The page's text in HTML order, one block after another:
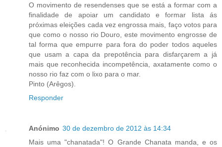
O movimento de resendenses que se está a formar com a
finalidade de apoiar um candidato e formar lista ás
próximas eleições cada vez engrossa mais, faço votos para
que como o nosso rio Douro, este movimento engrosse de
tal forma que empurre para fora do poder todos aqueles
que usam a capa da prepotência para disfarçarem a já
mais que reconhecida incompetência, axatamente como o
nosso rio faz com o lixo para o mar.
Pinto (Arêgos).
Responder
Anónimo 30 de dezembro de 2012 às 14:34
Mais uma "chanatada"! O Grande Chanata manda, e os